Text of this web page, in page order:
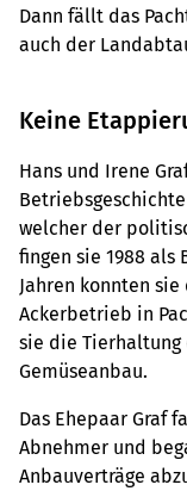
Dann fällt das
auch der
Keine
Hans und Irene
welcher der
fingen sie 1988
Jahren konnten
Ackerbetrieb in
sie die
Gemüseanbau.
Das Ehepaar Graf
Abnehmer und
Anbauverträge